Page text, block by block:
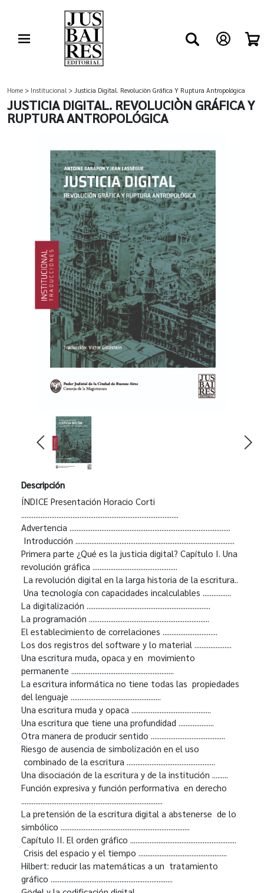
Home > Institucional > Justicia Digital. Revoluciòn Gráfica Y Ruptura Antropológica
JUSTICIA DIGITAL. REVOLUCIÒN GRÁFICA Y
RUPTURA ANTROPOLÓGICA
Descripción
ÍNDICE Presentación Horacio Corti
Advertencia ...........................................................................................
Introducción ..........................................................................................
Primera parte ¿Qué es la justicia digital? Capítulo I. Una
revolución gráfica ................................................
La revolución digital en la larga historia de la escritura..
Una tecnología con capacidades incalculables ................
La digitalización ......................................................................
La programación ....................................................................
El establecimiento de correlaciones ...............................
Los dos registros del software y lo material .....................
Una escritura muda, opaca y en movimiento
permanente ..........................................................
La escritura informática no tiene todas las propiedades
del lenguaje ...................................................
Una escritura muda y opaca .............................................
Una escritura que tiene una profundidad ....................
Otra manera de producir sentido ..........................................
Riesgo de ausencia de simbolización en el uso
combinado de la escritura ..................................................
Una disociación de la escritura y de la institución .........
Función expresiva y función performativa en derecho
La pretensión de la escritura digital a abstenerse de lo
simbólico .........................................................................
Capítulo II. El orden gráfico ............................................................
Crisis del espacio y el tiempo ..................................................
Hilbert: reducir las matemáticas a un tratamiento
gráfico .....................................................................